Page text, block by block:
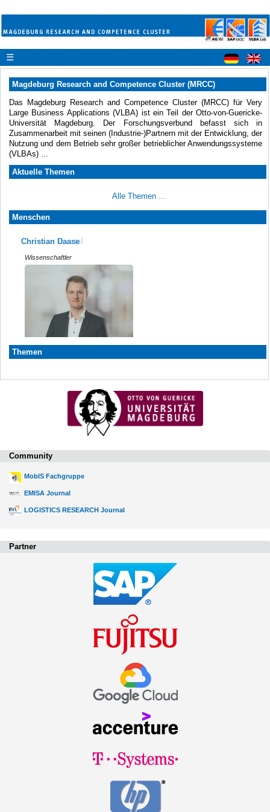
☰
Magdeburg Research and Competence Cluster (MRCC)
Das Magdeburg Research and Competence Cluster (MRCC) für Very
Large Business Applications (VLBA) ist ein Teil der Otto-von-Guericke-
Universität Magdeburg. Der Forschungsverbund befasst sich in
Zusammenarbeit mit seinen (Industrie-)Partnern mit der Entwicklung, der
Nutzung und dem Betrieb sehr großer betrieblicher Anwendungssysteme
(VLBAs) ...
Aktuelle Themen
Alle Themen ...
Menschen
Christian Daase
Wissenschaftler
Christian Haertel
Wissenschaftler
Themen
Community
MobIS Fachgruppe
EMISA Journal
LOGISTICS RESEARCH Journal
Partner